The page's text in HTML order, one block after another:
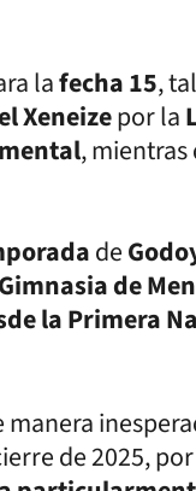
lafecha 15,
Xeneizepor la
, mientras
de
de
la Primera
manera
de 2025,